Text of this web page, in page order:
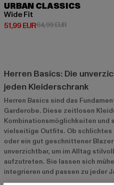
URBAN CLASSICS
Wide Fit
51,99 EUR
Derzeitiger Preis: 51,99 EUR
64,99 EURAktionspreis:
Herren Basics: Die
jeden Kleiderschrank
Herren Basics sind das
Garderobe. Diese zeitlosen
Kombinationsmöglichkeiten und
vielseitige Outfits. Ob schlichtes
oder ein gut geschnittener
unverzichtbar, um im Alltag
aufzutreten. Sie lassen sich
integrieren und passen zu jeder